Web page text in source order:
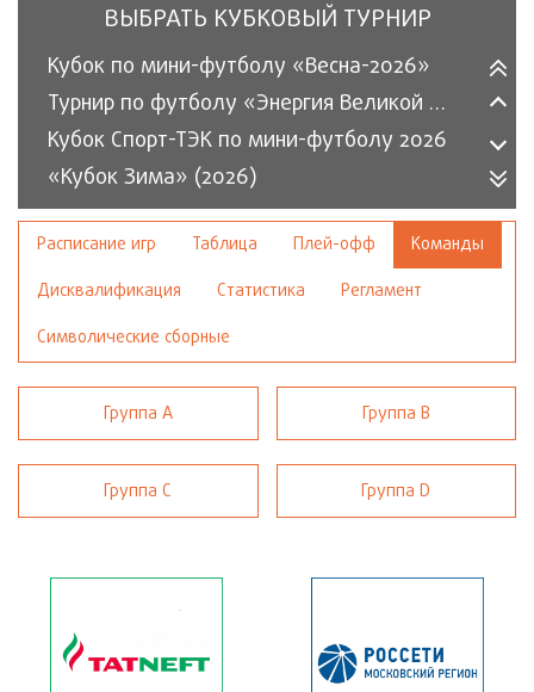
ВЫБРАТЬ КУБКОВЫЙ ТУРНИР
Кубок по мини-футболу «Весна-2026»
Турнир по футболу «Энергия Великой Победы» 2026
Кубок Спорт-ТЭК по мини-футболу 2026
«Кубок Зима» (2026)
«Кубок энергетика» по мини-футболу (2025)
Кубок по мини-футболу «Осень-2025»
Кубок по мини-футболу «Весна-2025»
Турнир по футболу «Энергия Великой Победы» 2025
Кубок Спорт-ТЭК по мини-футболу 2025
«Кубок Зима» (2025)
Осенний Кубок СПОРТ-ТЭК (Кубок "Нефть и газ")
Кубок, посвященный Дню работника нефтяной и газовой промышленности
Расписание игр Таблица Плей-офф
Команды
Дисквалификация
Статистика
Регламент
Символические сборные
Группа А Группа В
Группа С Группа D